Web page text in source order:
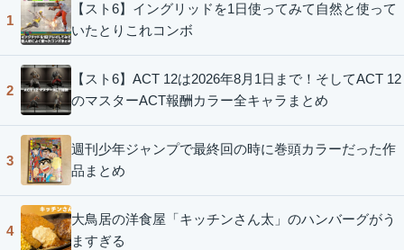
1
【スト6】イングリッドを1日使ってみて自然と使って
いたとりこれコンボ
2
【スト6】ACT 12は2026年8月1日まで！そしてACT 12
のマスターACT報酬カラー全キャラまとめ
3
週刊少年ジャンプで最終回の時に巻頭カラーだった作
品まとめ
4
大鳥居の洋食屋「キッチンさん太」のハンバーグがう
ますぎる